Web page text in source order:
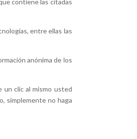
entre ellas las
anónima de los
un clic al mismo usted
simplemente no haga